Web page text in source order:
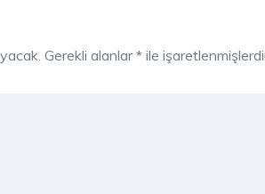
Gerekli alanlar* ile